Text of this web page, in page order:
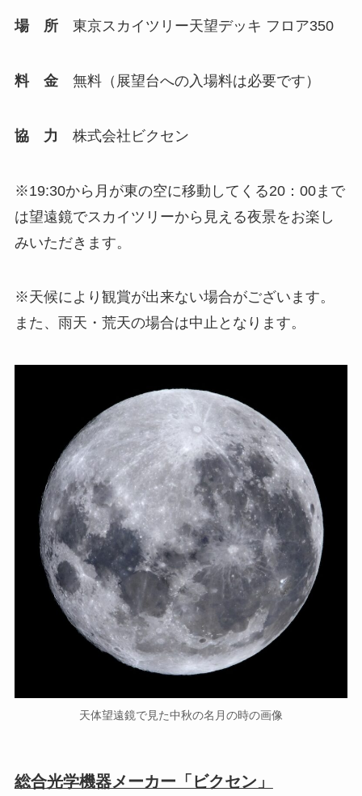
場 所東京スカイツリー天望デッキ フロア350
料 金無料（展望台への入場料は必要です）
協 力 株式会社ビクセン
※19:30から月が東の空に移動してくる20：00まで
は望遠鏡でスカイツリーから見える夜景をお楽し
みいただきます。
※天候により観賞が出来ない場合がございます。
また、雨天・荒天の場合は中止となります。
天体望遠鏡で見た中秋の名月の時の画像
総合光学機器メーカー「ビクセン」